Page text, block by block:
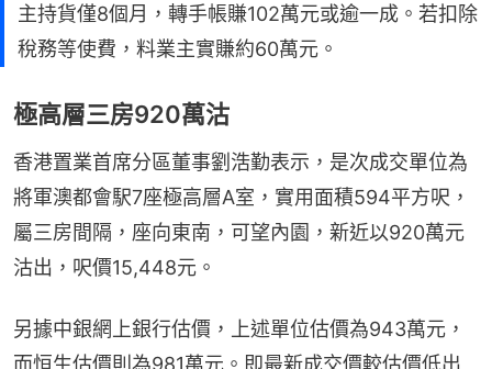
主持貨僅8個月，轉手帳賺102萬元或逾一成。若扣除
稅務等使費，料業主實賺約60萬元。
極高層三房920萬沽
香港置業首席分區董事劉浩勤表示，是次成交單位為
將軍澳都會駅7座極高層A室，實用面積594平方呎，
屬三房間隔，座向東南，可望內園，新近以920萬元
沽出，呎價15,448元。
另據中銀網上銀行估價，上述單位估價為943萬元，
而恒生估價則為981萬元。即最新成交價較估價低出